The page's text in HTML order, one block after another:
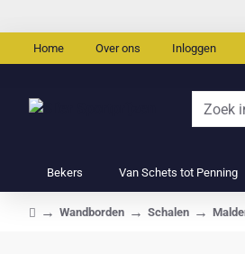
Home Over ons Inloggen
Zoek
Bekers Van Schets tot Penning
Wandborden Schalen